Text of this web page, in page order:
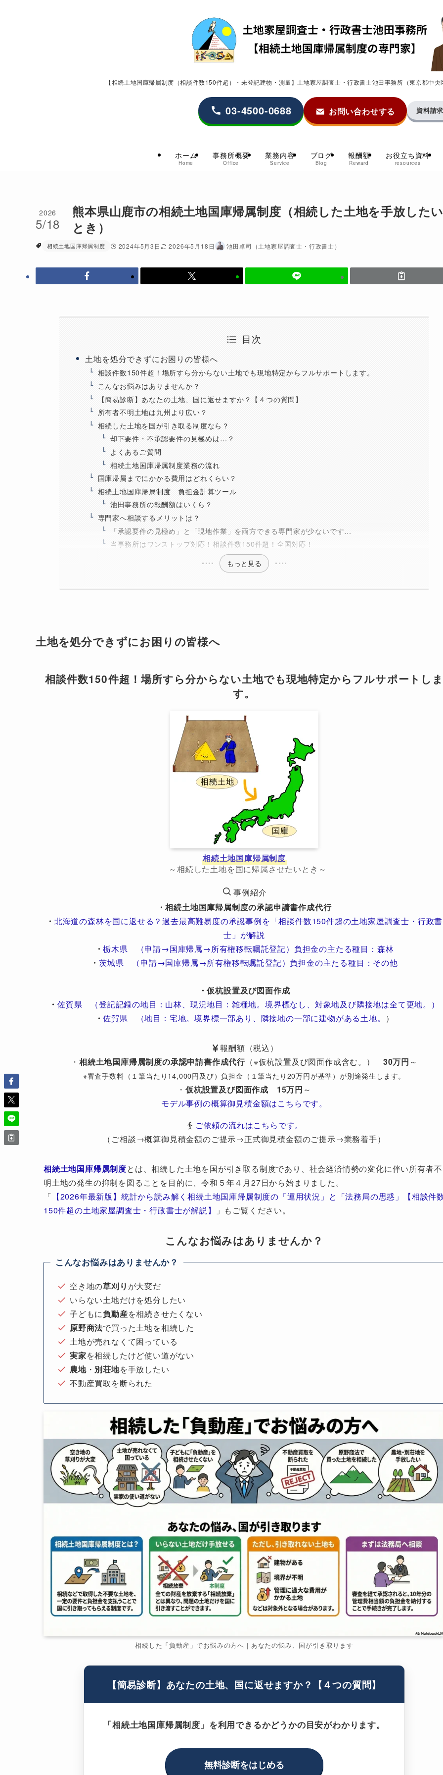
【相続土地国庫帰属制度（相談件数150件超）・未登記建物・測量】土地家屋調査士・行政書士池田事務所（東京都中
ホーム
Home
事務所概要
Office
業務内容
Service
ブログ
Blog
報酬額
Reward
お役立ち資料
resources
03-4500-0688 お問い合わせする 資料請
熊本県山鹿市の相続土地国庫帰属制度（相続した土地を手放した
とき）
2026
5/18
相続土地国庫帰属制度 2024年5月3日 2026年5月18日 池田卓司（土地家屋調査士・行政書士）
目次
土地を処分できずにお困りの皆様へ
相談件数150件超！場所すら分からない土地でも現地特定からフルサポートします。
こんなお悩みはありませんか？
【簡易診断】あなたの土地、国に返せますか？【４つの質問】
所有者不明土地は九州より広い？
相続した土地を国が引き取る制度なら？
却下要件・不承認要件の見極めは…？
よくあるご質問
相続土地国庫帰属制度業務の流れ
国庫帰属までにかかる費用はどれくらい？
相続土地国庫帰属制度 負担金計算ツール
池田事務所の報酬額はいくら？
専門家へ相談するメリットは？
「承認要件の見極め」と「現地作業」を両方できる専門家が少ないです…
当事務所はワンストップ対応！相談件数150件超！全国対応！
もっと見る
土地を処分できずにお困りの皆様へ
相談件数150件超！場所すら分からない土地でも現地特定からフルサポートしま
す。
相続土地国庫帰属制度
～相続した土地を国に帰属させたいとき～
事例紹介
・相続土地国庫帰属制度の承認申請書作成代行
・ 北海道の森林を国に返せる？過去最高難易度の承認事例を「相談件数150件超の土地家屋調査士・行政書
士」が解説
・栃木県 （申請→国庫帰属→所有権移転嘱託登記）負担金の主たる種目：森林
・ 茨城県 （申請→国庫帰属→所有権移転嘱託登記）負担金の主たる種目：その他
・仮杭設置及び図面作成
・ 佐賀県 （登記記録の地目：山林、現況地目：雑種地。境界標なし、対象地及び隣接地は全て更地。）
・佐賀県 （地目：宅地。境界標一部あり、隣接地の一部に建物がある土地。 ）
報酬額（税込）
・相続土地国庫帰属制度の承認申請書作成代行 （※仮杭設置及び図面作成含む。） 30万円 ～
※審査手数料（１筆当たり14,000円及び）負担金（１筆当たり20万円が基準）が別途発生します。
・ 仮杭設置及び図面作成 15万円 ～
モデル事例の概算御見積金額はこちらです。
ご依頼の流れはこちらです。
（ご相談→概算御見積金額のご提示→正式御見積金額のご提示→業務着手）
相続土地国庫帰属制度とは、相続した土地を国が引き取る制度であり、社会経済情勢の変化に伴い所有者不
明土地の発生の抑制を図ることを目的に、令和５年４月27日から始まりました。
「 【2026年最新版】統計から読み解く相続土地国庫帰属制度の「運用状況」と「法務局の思惑」【相談件
150件超の土地家屋調査士・行政書士が解説】
」もご覧ください。
こんなお悩みはありませんか？
こんなお悩みはありませんか？
空き地の草刈り が大変だ
いらない土地だけを処分したい
子どもに負動産を相続させたくない
原野商法で買った土地を相続した
土地が売れなくて困っている
実家を相続したけど使い道がない
農地・ 別荘地を手放したい
不動産買取を断られた
相続した「負動産」でお悩みの方へ｜あなたの悩み、国が引き取ります
【簡易診断】あなたの土地、国に返せますか？【４つの質問】
「相続土地国庫帰属制度」を利用できるかどうかの目安がわかります。
無料診断をはじめる